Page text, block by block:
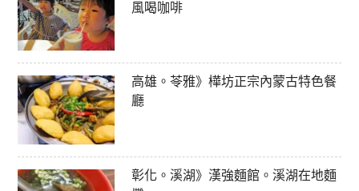
風喝咖啡
高雄。苓雅》樺坊正宗內蒙古特色餐
廳
彰化。溪湖》漢強麵館。溪湖在地麵